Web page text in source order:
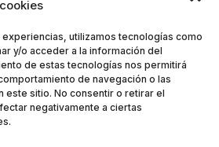
utilizamos tecnologías como
y/o acceder a la información del
de estas tecnologías nos permitirá
de navegación o las
este sitio. No consentir o retirar el
negativamente a ciertas
660 677 963